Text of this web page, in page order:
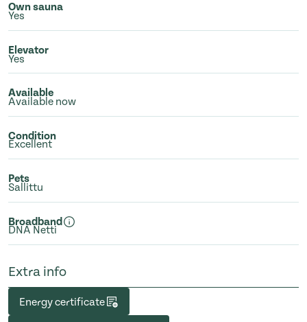
Own sauna
Yes
Elevator
Yes
Available
Available now
Condition
Excellent
Pets
Sallittu
Broadband
DNA Netti
Extra info
Energy certificate